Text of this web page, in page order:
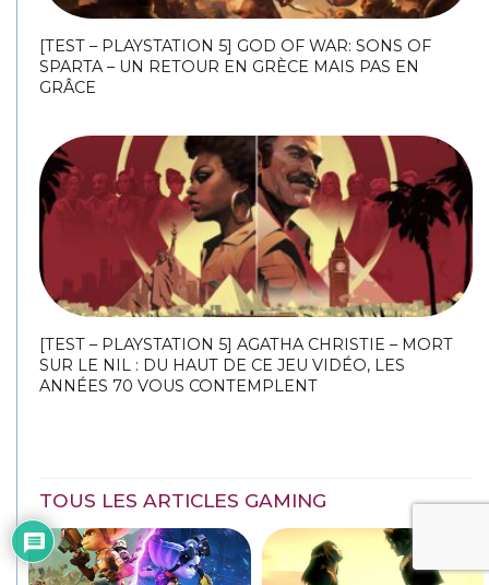
[TEST – PLAYSTATION 5] GOD OF WAR: SONS OF
SPARTA – UN RETOUR EN GRÈCE MAIS PAS EN
GRÂCE
[TEST – PLAYSTATION 5] AGATHA CHRISTIE – MORT
SUR LE NIL : DU HAUT DE CE JEU VIDÉO, LES
ANNÉES 70 VOUS CONTEMPLENT
TOUS LES ARTICLES GAMING